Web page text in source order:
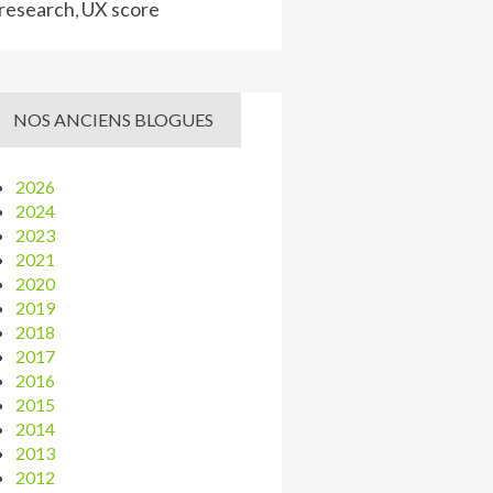
, UX score
NOS ANCIENS BLOGUES
2026
2024
2023
2021
2020
2019
2018
2017
2016
2015
2014
2013
2012